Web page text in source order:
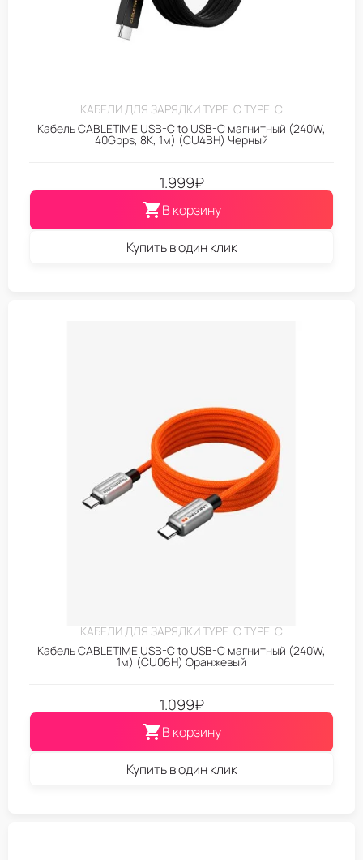
КАБЕЛИ ДЛЯ ЗАРЯДКИ TYPE-C TYPE-C
Кабель CABLETIME USB-C to USB-C магнитный (240W,
40Gbps, 8K, 1м) (CU4BH) Черный
1.999₽
В корзину
Купить в один клик
КАБЕЛИ ДЛЯ ЗАРЯДКИ TYPE-C TYPE-C
Кабель CABLETIME USB-C to USB-C магнитный (240W,
1м) (CU06H) Оранжевый
1.099₽
В корзину
Купить в один клик